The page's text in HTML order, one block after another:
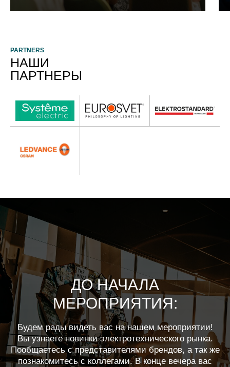
НАШИ
ПАРТНЕРЫ
PARTNERS
ДО НАЧАЛА
МЕРОПРИЯТИЯ:
Будем рады видеть вас на нашем мероприятии!
Вы узнаете новинки электротехнического рынка.
Пообщаетесь с представителями брендов, а так же
познакомитесь с коллегами. В конце вечера вас